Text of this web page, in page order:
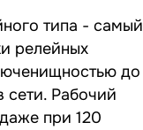
типа - самый
релейных
до
сети. Рабочий
при 120